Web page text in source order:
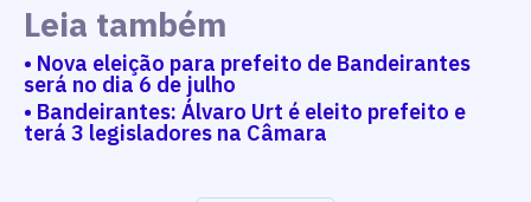
Leia também
• Nova eleição para prefeito de Bandeirantes
será no dia 6 de julho
• Bandeirantes: Álvaro Urt é eleito prefeito e
terá 3 legisladores na Câmara